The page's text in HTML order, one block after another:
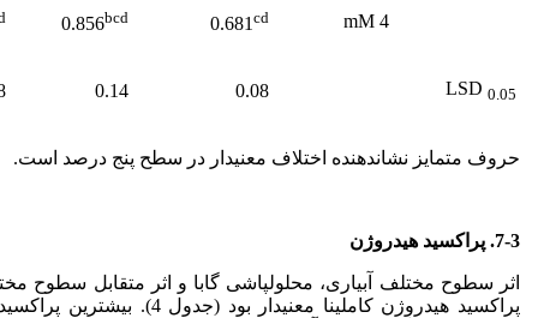
4 mM
0.681cd
0.856bcd
LSD 0.05
0.08
0.14
حروف متمایز نشان­دهنده اختلاف معنی­دار در سطح پنج درصد است.
7-3. پراکسید هیدروژن
اثر سطوح مختلف آبیاری، محلول­پاشی گابا و اثر متقابل سطوح
پراکسید هیدروژن کاملینا